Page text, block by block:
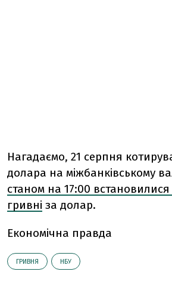
Нагадаємо, 21 серпня
долара на міжбанківському
станом на 17:00 встановилися
гривні за долар.
Економічна правда
ГРИВНЯ НБУ